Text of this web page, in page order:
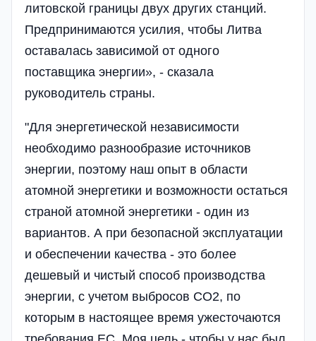
литовской границы двух других станций.
Предпринимаются усилия, чтобы Литва
оставалась зависимой от одного
поставщика энергии», - сказала
руководитель страны.
"Для энергетической независимости
необходимо разнообразие источников
энергии, поэтому наш опыт в области
атомной энергетики и возможности остаться
страной атомной энергетики - один из
вариантов. А при безопасной эксплуатации
и обеспечении качества - это более
дешевый и чистый способ производства
энергии, с учетом выбросов CO2, по
которым в настоящее время ужесточаются